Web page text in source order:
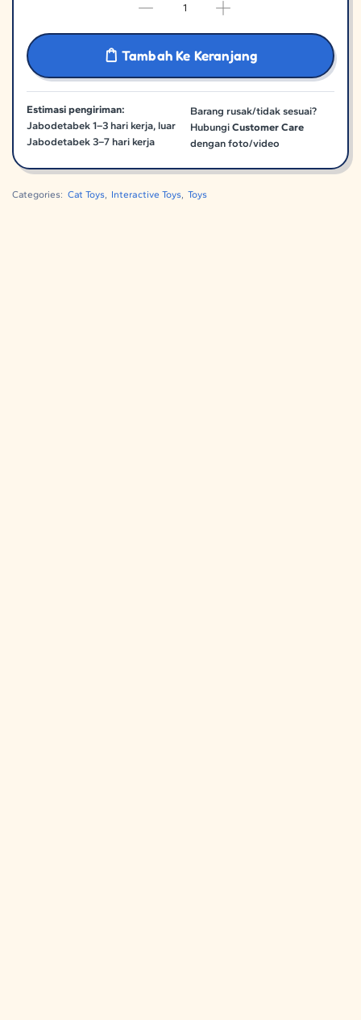
Tambah Ke Keranjang
Estimasi pengiriman:
Jabodetabek 1–3 hari kerja, luar
Jabodetabek 3–7 hari kerja
Barang rusak/tidak sesuai?
HubungiCustomer Care
dengan foto/video
Categories: Cat Toys, Interactive Toys, Toys